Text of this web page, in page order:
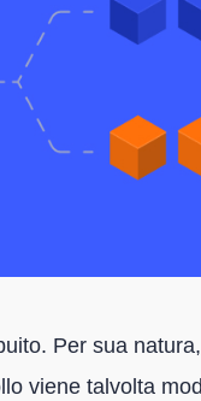
Per sua
viene talvolta